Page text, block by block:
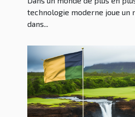
technologie moderne joue un
dans...